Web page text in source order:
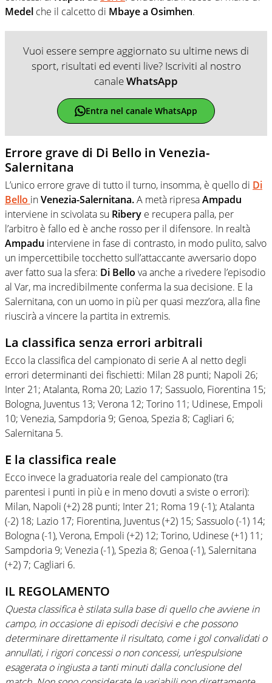
Medel che il calcetto di Mbaye a Osimhen.
Vuoi essere sempre aggiornato su ultime news di
sport, risultati ed eventi live? Iscriviti al nostro
canaleWhatsApp
Entra nel canale WhatsApp
Errore grave di Di Bello in Venezia-
Salernitana
L’unico errore grave di tutto il turno, insomma, è quello di Di
Bello inVenezia-Salernitana.A metà ripresaAmpadu
interviene in scivolata su Ribery e recupera palla, per
l’arbitro è fallo ed è anche rosso per il difensore. In realtà
Ampadu interviene in fase di contrasto, in modo pulito, salvo
un impercettibile tocchetto sull’attaccante avversario dopo
aver fatto sua la sfera: Di Bello va anche a rivedere l’episodio
al Var, ma incredibilmente conferma la sua decisione. E la
Salernitana, con un uomo in più per quasi mezz’ora, alla fine
riuscirà a vincere la partita in extremis.
La classifica senza errori arbitrali
Ecco la classifica del campionato di serie A al netto degli
errori determinanti dei fischietti: Milan 28 punti; Napoli 26;
Inter 21; Atalanta, Roma 20; Lazio 17; Sassuolo, Fiorentina 15;
Bologna, Juventus 13; Verona 12; Torino 11; Udinese, Empoli
10; Venezia, Sampdoria 9; Genoa, Spezia 8; Cagliari 6;
Salernitana 5.
E la classifica reale
Ecco invece la graduatoria reale del campionato (tra
parentesi i punti in più e in meno dovuti a sviste o errori):
Milan, Napoli (+2) 28 punti; Inter 21; Roma 19 (-1); Atalanta
(-2) 18; Lazio 17; Fiorentina, Juventus (+2) 15; Sassuolo (-1) 14;
Bologna (-1), Verona, Empoli (+2) 12; Torino, Udinese (+1) 11;
Sampdoria 9; Venezia (-1), Spezia 8; Genoa (-1), Salernitana
(+2) 7; Cagliari 6.
IL REGOLAMENTO
Questa classifica è stilata sulla base di quello che avviene in
campo, in occasione di episodi decisivi e che possono
determinare direttamente il risultato, come i gol convalidati o
annullati, i rigori concessi o non concessi, un’espulsione
esagerata o ingiusta a tanti minuti dalla conclusione del